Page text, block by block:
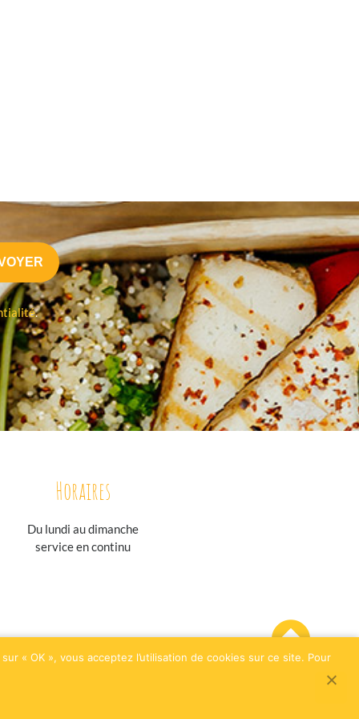
.
Horaires
Du lundi audimanche
service en continu
« OK », vous acceptez l’utilisation de cookies sur ce site. Pour